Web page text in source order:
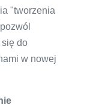
"tworzenia
do
w nowej